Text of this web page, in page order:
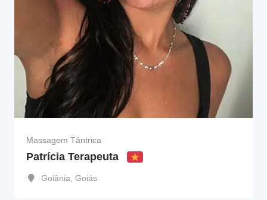
Massagem Tântrica
Patrícia Terapeuta
Goiânia Goiás